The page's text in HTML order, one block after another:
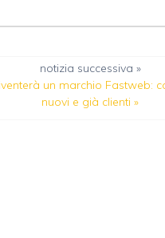
notizia successiva »
un marchio Fastweb:
nuovi e già clienti »